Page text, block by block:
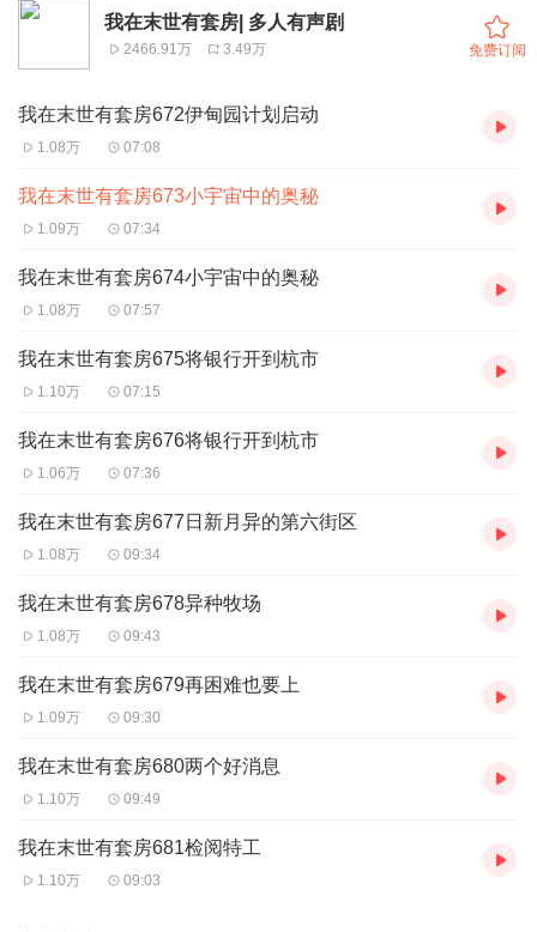
我在末世有套房| 多人有声剧
2466.91万 3.49万 免费订阅
我在末世有套房672伊甸园计划启动
1.08万 07:08
我在末世有套房673小宇宙中的奥秘
1.09万 07:34
我在末世有套房674小宇宙中的奥秘
1.08万 07:57
我在末世有套房675将银行开到杭市
1.10万 07:15
我在末世有套房676将银行开到杭市
1.06万 07:36
我在末世有套房677日新月异的第六街区
1.08万 09:34
我在末世有套房678异种牧场
1.08万 09:43
我在末世有套房679再困难也要上
1.09万 09:30
我在末世有套房680两个好消息
1.10万 09:49
我在末世有套房681检阅特工
1.10万 09:03